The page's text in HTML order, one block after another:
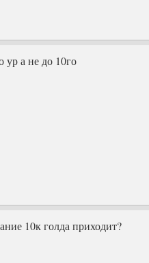
ур а не до 10го
10к голда приходит?